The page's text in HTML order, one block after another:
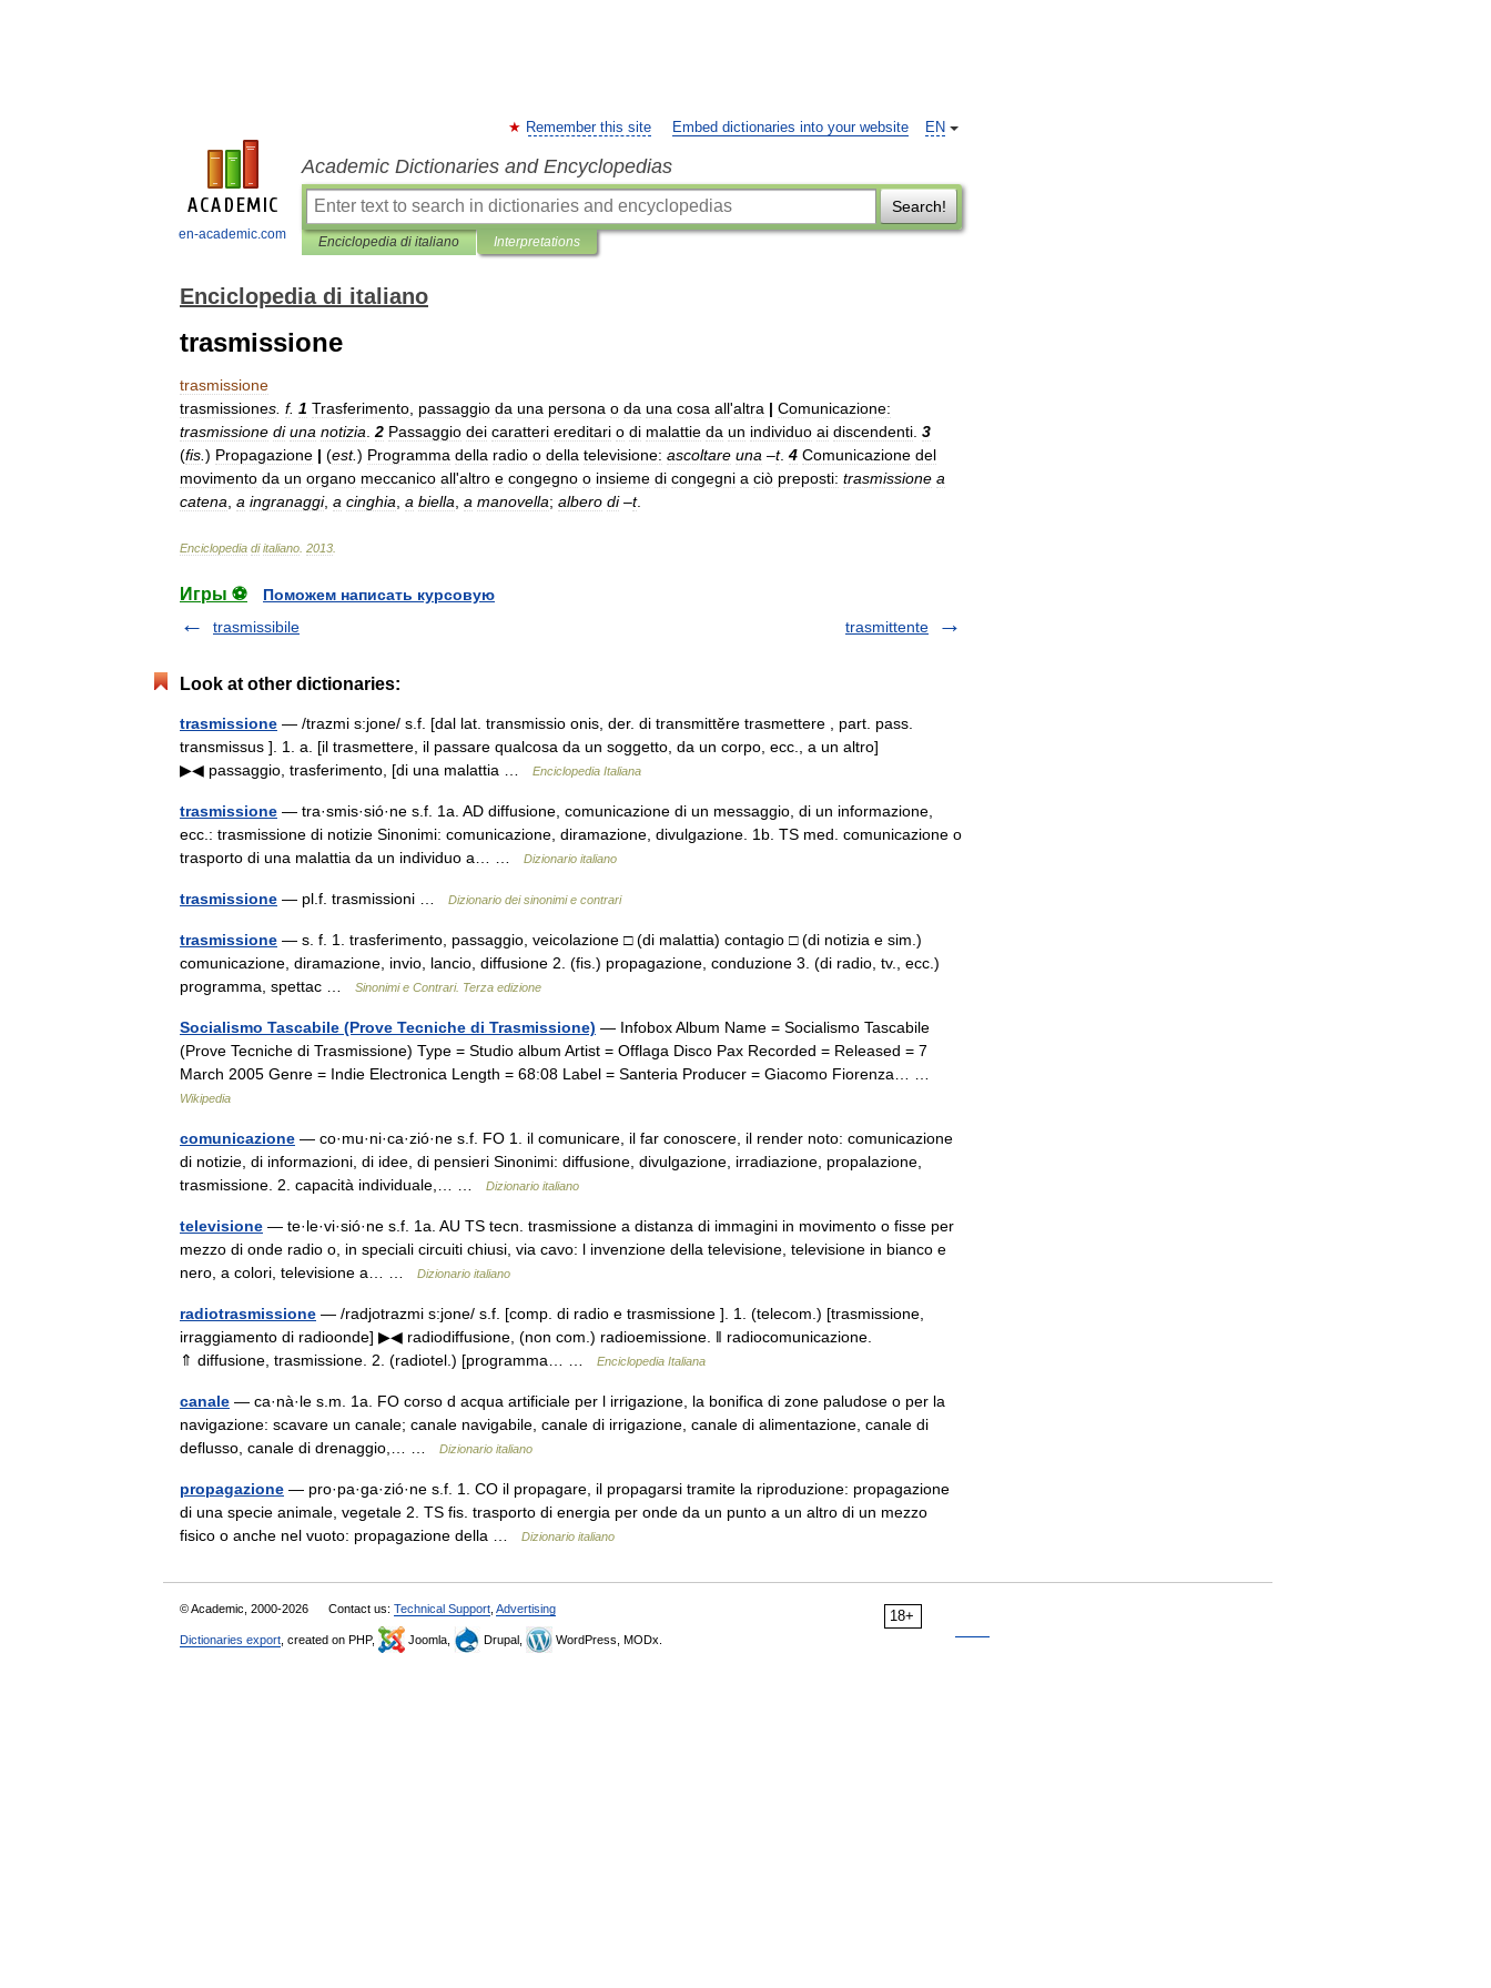
en-academic.com
EN
Remember this site Embed dictionaries into your website
Academic Dictionaries and Encyclopedias
Search!
Enciclopedia di italiano Interpretations
Enciclopedia di italiano
trasmissione
trasmissione
trasmissiones f. 1 Trasferimento passaggio da una persona o da una cosa all'altra | Comunicazione:
trasmissione di una notizia 2 Passaggio dei caratteri ereditari o di malattie da un individuo ai discendenti 3
(fis ) Propagazione | (est.) Programma della radio o della televisione: ascoltare una –t. 4 Comunicazione del
movimento da un organo meccanico all'altro e congegno o insieme di congegni a ciò preposti: trasmissione a
catena a ingranaggi, a cinghia a biella a manovella; albero di–t.
Enciclopedia di italiano 2013
Игры ⚽
Поможем написать курсовую
trasmissibile
trasmittente
Look at other dictionaries:
trasmissione — /trazmi s:jone/ s.f. [dal lat. transmissio onis, der. di transmittĕre trasmettere , part. pass.
transmissus ]. 1. a. [il trasmettere, il passare qualcosa da un soggetto, da un corpo, ecc., a un altro]
▶◀ passaggio, trasferimento, [di una malattia …
Enciclopedia Italiana
trasmissione — tra·smis·sió·ne s.f. 1a. AD diffusione, comunicazione di un messaggio, di un informazione,
ecc.: trasmissione di notizie Sinonimi: comunicazione, diramazione, divulgazione. 1b. TS med. comunicazione o
trasporto di una malattia da un individuo a… …
Dizionario italiano
trasmissione — pl.f. trasmissioni … Dizionario dei sinonimi e contrari
trasmissione — s. f. 1. trasferimento, passaggio, veicolazione □ (di malattia) contagio □ (di notizia e sim.)
comunicazione, diramazione, invio, lancio, diffusione 2. (fis.) propagazione, conduzione 3. (di radio, tv., ecc.)
programma, spettac …
Sinonimi e Contrari. Terza edizione
Socialismo Tascabile (Prove Tecniche di Trasmissione) — Infobox Album Name = Socialismo Tascabile
(Prove Tecniche di Trasmissione) Type = Studio album Artist = Offlaga Disco Pax Recorded = Released = 7
March 2005 Genre = Indie Electronica Length = 68:08 Label = Santeria Producer = Giacomo Fiorenza… …
Wikipedia
comunicazione — co·mu·ni·ca·zió·ne s.f. FO 1. il comunicare, il far conoscere, il render noto: comunicazione
di notizie, di informazioni, di idee, di pensieri Sinonimi: diffusione, divulgazione, irradiazione, propalazione,
trasmissione. 2. capacità individuale,… …
Dizionario italiano
televisione — te·le·vi·sió·ne s.f. 1a. AU TS tecn. trasmissione a distanza di immagini in movimento o fisse per
mezzo di onde radio o, in speciali circuiti chiusi, via cavo: l invenzione della televisione, televisione in bianco e
nero, a colori, televisione a… …
Dizionario italiano
radiotrasmissione — /radjotrazmi s:jone/ s.f. [comp. di radio e trasmissione ]. 1. (telecom.) [trasmissione,
irraggiamento di radioonde] ▶◀ radiodiffusione, (non com.) radioemissione. ‖ radiocomunicazione.
⇑ diffusione, trasmissione. 2. (radiotel.) [programma… …
Enciclopedia Italiana
canale — ca·nà·le s.m. 1a. FO corso d acqua artificiale per l irrigazione, la bonifica di zone paludose o per la
navigazione: scavare un canale; canale navigabile, canale di irrigazione, canale di alimentazione, canale di
deflusso, canale di drenaggio,… …
Dizionario italiano
propagazione — pro·pa·ga·zió·ne s.f. 1. CO il propagare, il propagarsi tramite la riproduzione: propagazione
di una specie animale, vegetale 2. TS fis. trasporto di energia per onde da un punto a un altro di un mezzo
fisico o anche nel vuoto: propagazione della …
Dizionario italiano
18+
© Academic, 2000-2026 Contact us: Technical Support Advertising
Dictionaries export , created on PHP, Joomla, Drupal, WordPress, MODx.